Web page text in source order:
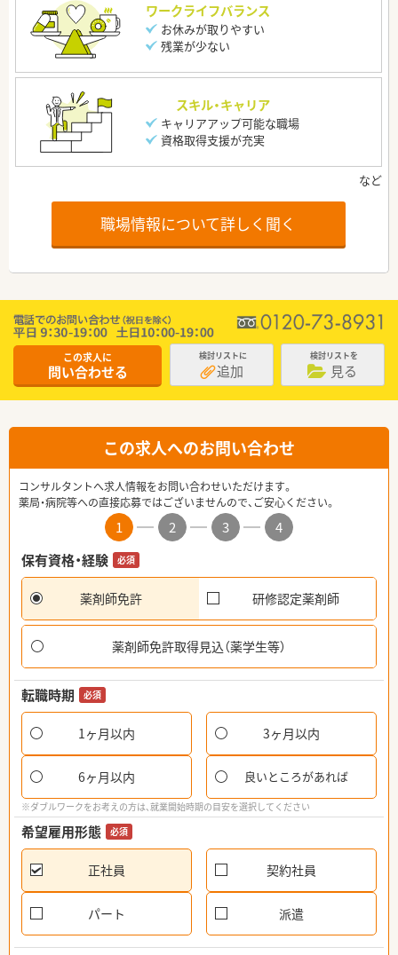
ワークライフバランス
お休みが取りやすい
残業が少ない
スキル・キャリア
キャリアアップ可能な職場
資格取得支援が充実
職場情報について詳しく聞く
この求人に
問い合わせる
検討リストに
追加
検討リストを
見る
この求人へのお問い合わせ
コンサルタントへ求人情報をお問い合わせいただけます。
薬局・病院等への直接応募ではございませんので、ご安心ください。
1 2 3
4
保有資格・経験
必須
薬剤師免許 研修認定薬剤師
薬剤師免許取得見込（薬学生等）
転職時期 必須
1ヶ月以内 3ヶ月以内
6ヶ月以内 良いところがあれば
※ダブルワークをお考えの方は、就業開始時期の目安を選択してください
希望雇用形態 必須
正社員 契約社員
パート 派遣